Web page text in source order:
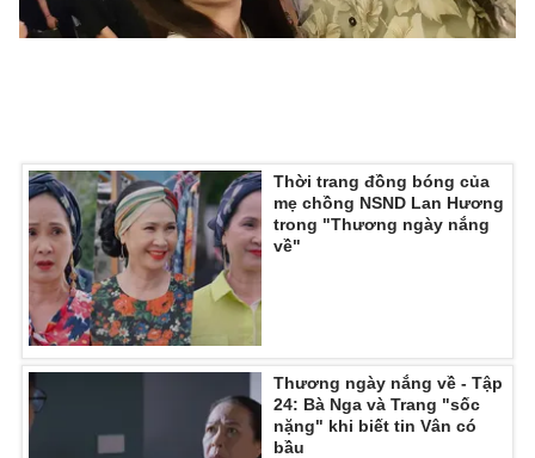
Thời trang đồng bóng của
mẹ chồng NSND Lan Hương
trong "Thương ngày nắng
về"
Thương ngày nắng về - Tập
24: Bà Nga và Trang "sốc
nặng" khi biết tin Vân có
bầu